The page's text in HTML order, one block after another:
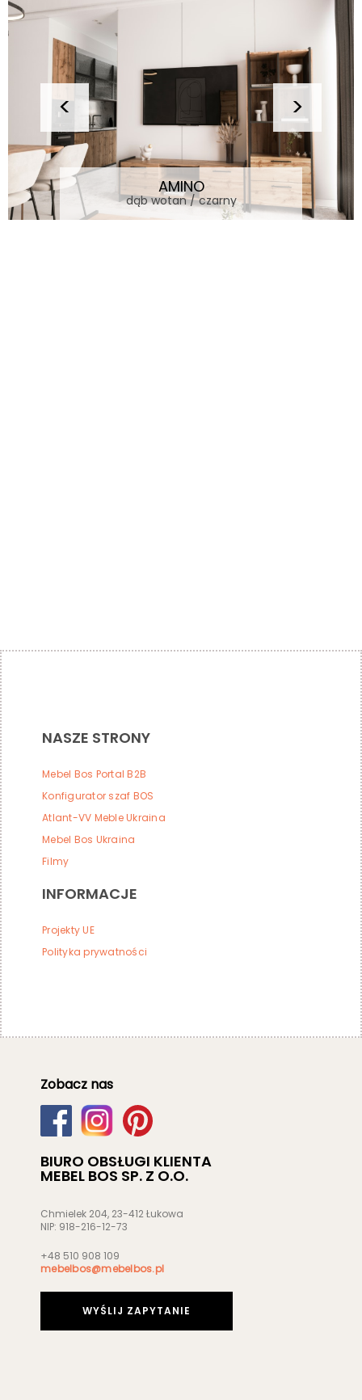
AMINO
dąb wotan / czarny
Zobacz nas
BIURO OBSŁUGI KLIENTA
MEBEL BOS SP. Z O.O.
Chmielek 204, 23-412 Łukowa
NIP: 918-216-12-73
+48 510 908 109
mebelbos@mebelbos.pl
WYŚLIJ ZAPYTANIE
NASZE STRONY
Mebel Bos Portal B2B
Konfigurator szaf BOS
Atlant-VV Meble Ukraina
Mebel Bos Ukraina
Filmy
INFORMACJE
Projekty UE
Polityka prywatności